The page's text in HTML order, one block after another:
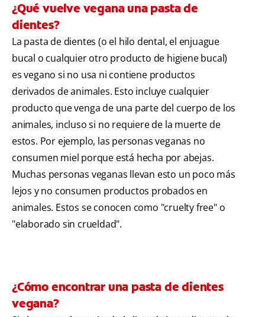
¿Qué vuelve vegana una pasta de
dientes?
La pasta de dientes (o el hilo dental, el enjuague
bucal o cualquier otro producto de higiene bucal)
es vegano si no usa ni contiene productos
derivados de animales. Esto incluye cualquier
producto que venga de una parte del cuerpo de los
animales, incluso si no requiere de la muerte de
estos. Por ejemplo, las personas veganas no
consumen miel porque está hecha por abejas.
Muchas personas veganas llevan esto un poco más
lejos y no consumen productos probados en
animales. Estos se conocen como "cruelty free" o
"elaborado sin crueldad".
¿Cómo encontrar una pasta de dientes
vegana?